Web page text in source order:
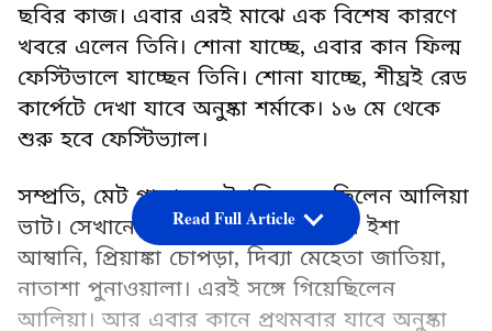
ছবির কাজ। এবার এরই মাঝে এক বিশেষ কারণে
খবরে এলেন তিনি। শোনা যাচ্ছে, এবার কান ফিল্ম
ফেস্টিভালে যাচ্ছেন তিনি। শোনা যাচ্ছে, শীঘ্রই রেড
কার্পেটে দেখা যাবে অনুষ্কা শর্মাকে। ১৬ মে থেকে
শুরু হবে ফেস্টিভ্যাল।
সম্প্রতি, মেট গালা-তে উপস্থিত হয়েছিলেন আলিয়া
ভাট। সেখানে ভারত থেকে গিয়েছিলেন ইশা
আম্বানি, প্রিয়াঙ্কা চোপড়া, দিব্যা মেহেতা জাতিয়া,
নাতাশা পুনাওয়ালা। এরই সঙ্গে গিয়েছিলেন
আলিয়া। আর এবার কানে প্রথমবার যাবে অনুষ্কা
Read Full Article